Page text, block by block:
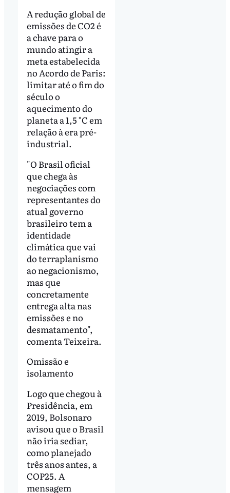
A redução global de
emissões de CO2 é
a chave para o
mundo atingir a
meta estabelecida
no Acordo de Paris:
limitar até o fim do
século o
aquecimento do
planeta a 1,5 °C em
relação à era pré-
industrial.
"O Brasil oficial
que chega às
negociações com
representantes do
atual governo
brasileiro tem a
identidade
climática que vai
do terraplanismo
ao negacionismo,
mas que
concretamente
entrega alta nas
emissões e no
desmatamento",
comenta Teixeira.
Omissão e
isolamento
Logo que chegou à
Presidência, em
2019, Bolsonaro
avisou que o Brasil
não iria sediar,
como planejado
três anos antes, a
COP25. A
mensagem